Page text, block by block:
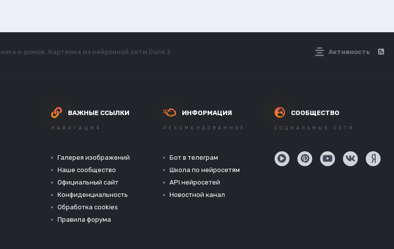
Активность
и домов. Картинка из нейронной сети Dalle 3
ВАЖНЫЕ ССЫЛКИ
НАВИГАЦИЯ
Галерея изображений
Наше сообщество
Официальный сайт
Конфиденциальность
Обработка cookies
Правила форума
ИНФОРМАЦИЯ
РЕКОМЕНДОВАННОЕ
Бот в телеграм
Школа по нейросетям
API нейросетей
Новостной канал
СООБЩЕСТВО
СОЦИАЛЬНЫЕ СЕТИ